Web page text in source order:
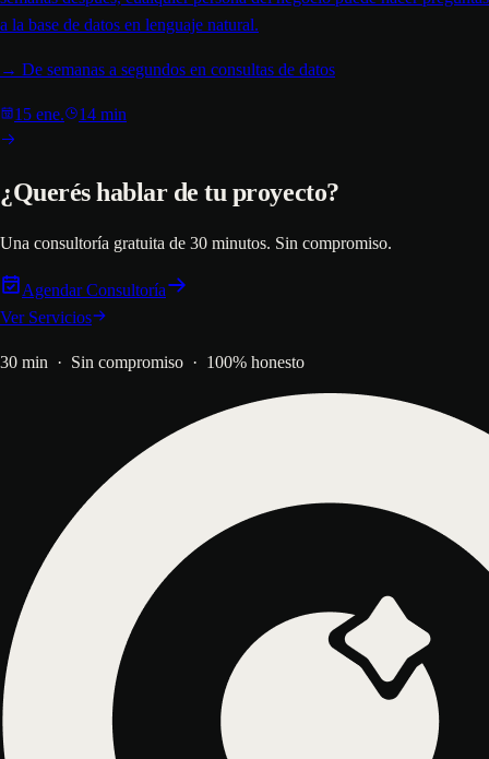
a la base de datos en lenguaje natural.
→ De semanas a segundos en consultas de datos
15 ene. 14 min
¿Querés hablar de tu proyecto?
Una consultoría gratuita de 30 minutos. Sin compromiso.
Agendar Consultoría
Ver Servicios
30 min · Sin compromiso · 100% honesto